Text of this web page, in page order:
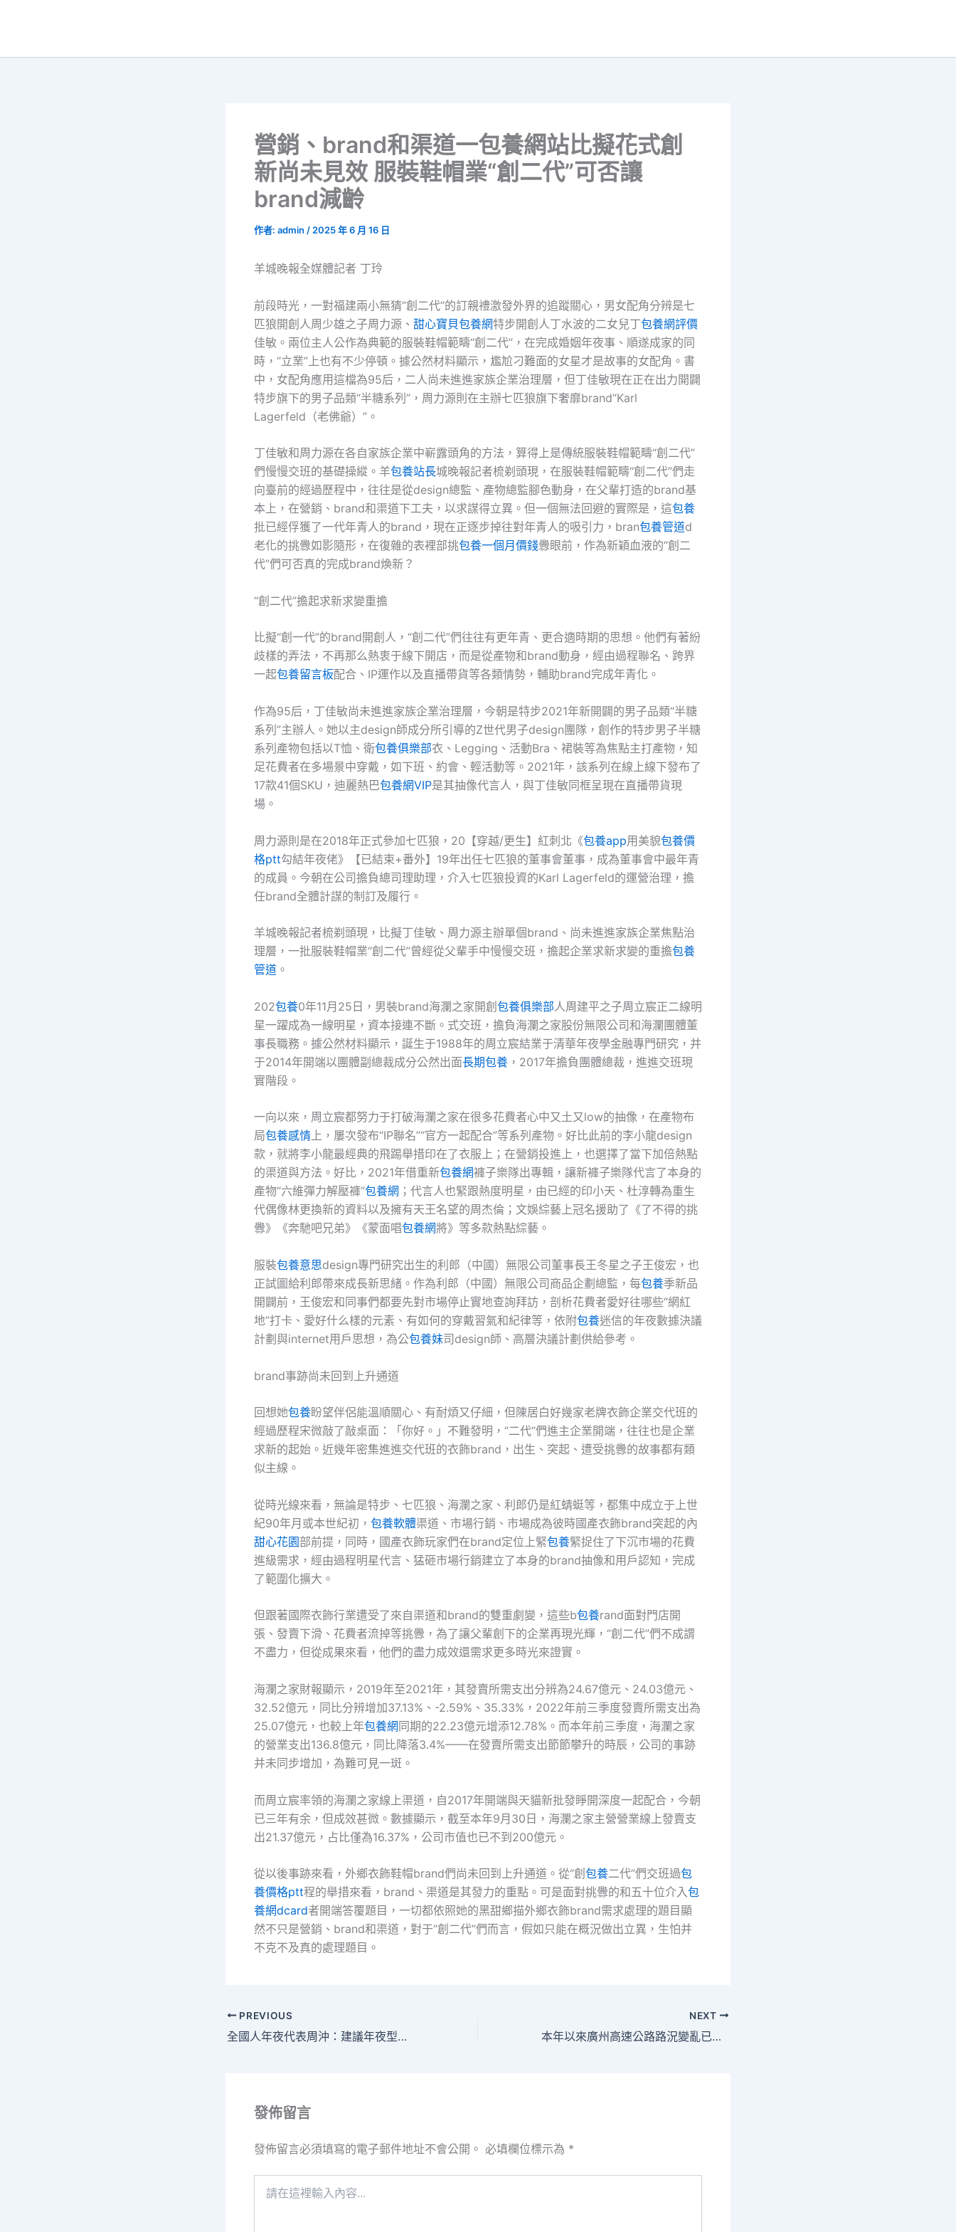
營銷、brand和渠道一包養網站比擬花式創
新尚未見效 服裝鞋帽業“創二代”可否讓
brand減齡
作者: admin / 2025 年 6 月 16 日
羊城晚報全媒體記者 丁玲
前段時光，一對福建兩小無猜“創二代”的訂親禮激發外界的追蹤關心，男女配角分辨是七
匹狼開創人周少雄之子周力源、 甜心寶貝包養網特步開創人丁水波的二女兒丁包養網評價
佳敏。兩位主人公作為典範的服裝鞋帽範疇“創二代”，在完成婚姻年夜事、順遂成家的同
時，“立業”上也有不少停頓。據公然材料顯示，尷尬刁難面的女星才是故事的女配角。書
中，女配角應用這檔為95后，二人尚未進進家族企業治理層，但丁佳敏現在正在出力開闢
特步旗下的男子品類“半糖系列”，周力源則在主辦七匹狼旗下奢靡brand“Karl
Lagerfeld（老佛爺）”。
丁佳敏和周力源在各自家族企業中嶄露頭角的方法，算得上是傳統服裝鞋帽範疇“創二代”
們慢慢交班的基礎操縱。羊包養站長城晚報記者梳剃頭現，在服裝鞋帽範疇“創二代”們走
向臺前的經過歷程中，往往是從design總監、產物總監腳色動身，在父輩打造的brand基
本上，在營銷、brand和渠道下工夫，以求謀得立異。但一個無法回避的實際是，這包養
批已經俘獲了一代年青人的brand，現在正逐步掉往對年青人的吸引力，bran包養管道d
老化的挑釁如影隨形，在復雜的表裡部挑包養一個月價錢釁眼前，作為新穎血液的“創二
代”們可否真的完成brand煥新？
“創二代”擔起求新求變重擔
比擬“創一代”的brand開創人，“創二代”們往往有更年青、更合適時期的思想。他們有著紛
歧樣的弄法，不再那么熱衷于線下開店，而是從產物和brand動身，經由過程聯名、跨界
一起包養留言板配合、IP運作以及直播帶貨等各類情勢，輔助brand完成年青化。
作為95后，丁佳敏尚未進進家族企業治理層，今朝是特步2021年新開闢的男子品類“半糖
系列”主辦人。她以主design師成分所引導的Z世代男子design團隊，創作的特步男子半糖
系列產物包括以T恤、衛包養俱樂部衣、Legging、活動Bra、裙裝等為焦點主打產物，知
足花費者在多場景中穿戴，如下班、約會、輕活動等。2021年，該系列在線上線下發布了
17款41個SKU，迪麗熱巴包養網VIP是其抽像代言人，與丁佳敏同框呈現在直播帶貨現
場。
周力源則是在2018年正式參加七匹狼，20【穿越/更生】紅刺北《包養app用美貌包養價
格ptt勾結年夜佬》【已結束+番外】19年出任七匹狼的董事會董事，成為董事會中最年青
的成員。今朝在公司擔負總司理助理，介入七匹狼投資的Karl Lagerfeld的運營治理，擔
任brand全體計謀的制訂及履行。
羊城晚報記者梳剃頭現，比擬丁佳敏、周力源主辦單個brand、尚未進進家族企業焦點治
理層，一批服裝鞋帽業“創二代”曾經從父輩手中慢慢交班，擔起企業求新求變的重擔包養
管道 。
202包養0年11月25日，男裝brand海瀾之家開創 包養俱樂部 人周建平之子周立宸正二線明
星一躍成為一線明星，資本接連不斷。式交班，擔負海瀾之家股份無限公司和海瀾團體董
事長職務。據公然材料顯示，誕生于1988年的周立宸結業于清華年夜學金融專門研究，并
于2014年開端以團體副總裁成分公然出面長期包養 ，2017年擔負團體總裁，進進交班現
實階段。
一向以來，周立宸都努力于打破海瀾之家在很多花費者心中又土又low的抽像，在產物布
局包養感情 上，屢次發布“IP聯名”“官方一起配合”等系列產物。好比此前的李小龍design
款，就將李小龍最經典的飛踢舉措印在了衣服上；在營銷投進上，也選擇了當下加倍熱點
的渠道與方法。好比，2021年借重新包養網褲子樂隊出專輯，讓新褲子樂隊代言了本身的
產物“六維彈力解壓褲”包養網 ；代言人也緊跟熱度明星，由已經的印小天、杜淳轉為重生
代偶像林更換新的資料以及擁有天王名望的周杰倫；文娛綜藝上冠名援助了《了不得的挑
釁》《奔馳吧兄弟》《蒙面唱包養網將》等多款熱點綜藝。
服裝包養意思design專門研究出生的利郎（中國）無限公司董事長王冬星之子王俊宏，也
正試圖給利郎帶來成長新思緒。作為利郎（中國）無限公司商品企劃總監，每包養季新品
開闢前，王俊宏和同事們都要先對市場停止實地查詢拜訪，剖析花費者愛好往哪些“網紅
地”打卡、愛好什么樣的元素、有如何的穿戴習氣和紀律等，依附包養迷信的年夜數據決議
計劃與internet用戶思想，為公包養妹司design師、高層決議計劃供給參考。
brand事跡尚未回到上升通道
回想她包養盼望伴侶能溫順關心、有耐煩又仔細，但陳居白好幾家老牌衣飾企業交代班的
經過歷程宋微敲了敲桌面：「你好。」不難發明，“二代”們進主企業開端，往往也是企業
求新的起始。近幾年密集進進交代班的衣飾brand，出生、突起、遭受挑釁的故事都有類
似主線。
從時光線來看，無論是特步、七匹狼、海瀾之家、利郎仍是紅蜻蜓等，都集中成立于上世
紀90年月或本世紀初， 包養軟體渠道、市場行銷、市場成為彼時國產衣飾brand突起的內
甜心花園部前提，同時，國產衣飾玩家們在brand定位上緊包養緊捉住了下沉市場的花費
進級需求，經由過程明星代言、猛砸市場行銷建立了本身的brand抽像和用戶認知，完成
了範圍化擴大。
但跟著國際衣飾行業遭受了來自渠道和brand的雙重劇變，這些b包養rand面對門店開
張、發賣下滑、花費者流掉等挑釁，為了讓父輩創下的企業再現光輝，“創二代”們不成謂
不盡力，但從成果來看，他們的盡力成效還需求更多時光來證實。
海瀾之家財報顯示，2019年至2021年，其發賣所需支出分辨為24.67億元、24.03億元、
32.52億元，同比分辨增加37.13%、-2.59%、35.33%，2022年前三季度發賣所需支出為
25.07億元，也較上年包養網同期的22.23億元增添12.78%。而本年前三季度，海瀾之家
的營業支出136.8億元，同比降落3.4%——在發賣所需支出節節攀升的時辰，公司的事跡
并未同步增加，為難可見一斑。
而周立宸率領的海瀾之家線上渠道，自2017年開端與天貓新批發睜開深度一起配合，今朝
已三年有余，但成效甚微。數據顯示，截至本年9月30日，海瀾之家主營營業線上發賣支
出21.37億元，占比僅為16.37%，公司市值也已不到200億元。
從以後事跡來看，外鄉衣飾鞋帽brand們尚未回到上升通道。從“創 包養二代”們交班過包
養價格ptt程的舉措來看，brand、渠道是其發力的重點。可是面對挑釁的和五十位介入包
養網dcard者開端答覆題目，一切都依照她的黑甜鄉描外鄉衣飾brand需求處理的題目顯
然不只是營銷、brand和渠道，對于“創二代”們而言，假如只能在概況做出立異，生怕并
不克不及真的處理題目。
PREVIOUS
全國人年夜代表周沖：建議年夜型國企開辦技校 對口找包養網站比擬培養高技巧人才
NEXT
本年以來廣州高速公路路況變亂已致36人逝世亡，1/3因喜包養app為沒做好這件事……
發佈留言
發佈留言必須填寫的電子郵件地址不會公開。 必填欄位標示為 *